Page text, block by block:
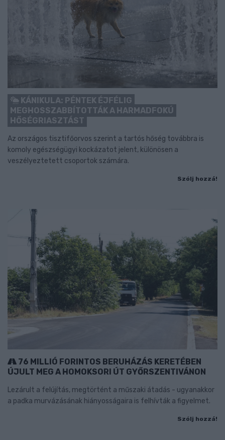
KÁNIKULA: PÉNTEK ÉJFÉLIG
MEGHOSSZABBÍTOTTÁK A HARMADFOKÚ
HŐSÉGRIASZTÁST
Az országos tisztifőorvos szerint a tartós hőség továbbra is
komoly egészségügyi kockázatot jelent, különösen a
veszélyeztetett csoportok számára.
Szólj hozzá!
76 MILLIÓ FORINTOS BERUHÁZÁS KERETÉBEN
ÚJULT MEG A HOMOKSORI ÚT GYŐRSZENTIVÁNON
Lezárult a felújítás, megtörtént a műszaki átadás - ugyanakkor
a padka murvázásának hiányosságaira is felhívták a figyelmet.
Szólj hozzá!